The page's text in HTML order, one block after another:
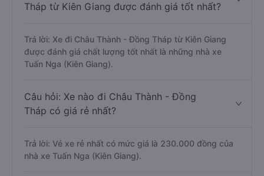
Tháp từ Kiên Giang được đánh giá tốt nhất?
Trả lời: Xe đi Châu Thành - Đồng Tháp từ Kiên Giang
được đánh giá chất lượng tốt nhất là những nhà xe
Tuấn Nga (Kiên Giang).
Câu hỏi: Xe nào đi Châu Thành - Đồng
Tháp có giá rẻ nhất?
Trả lời: Vé xe rẻ nhất có mức giá là 230.000 đồng của
nhà xe Tuấn Nga (Kiên Giang).